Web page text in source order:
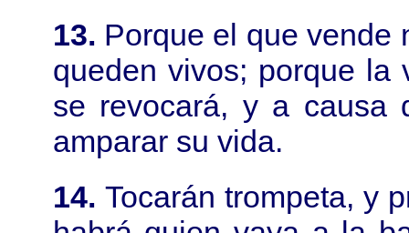
13. Porque el que vende
queden vivos; porque la
se revocará, y a causa
amparar su vida.
14. Tocarán trompeta, y